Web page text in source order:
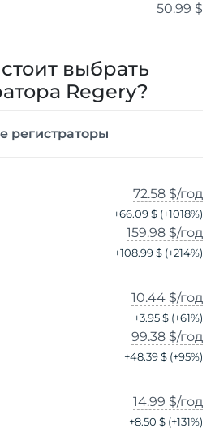
50.99 $
выбрать
Regery?
регистраторы
72.58 $/год
+66.09 $ (+1018%)
159.98 $/год
+108.99 $ (+214%)
10.44 $/год
+3.95 $ (+61%)
99.38 $/год
+48.39 $ (+95%)
14.99 $/год
+8.50 $ (+131%)